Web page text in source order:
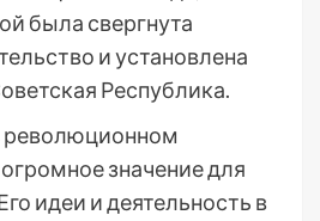
была свергнута
и установлена
Республика.
революционном
значение для
идеи и деятельность в